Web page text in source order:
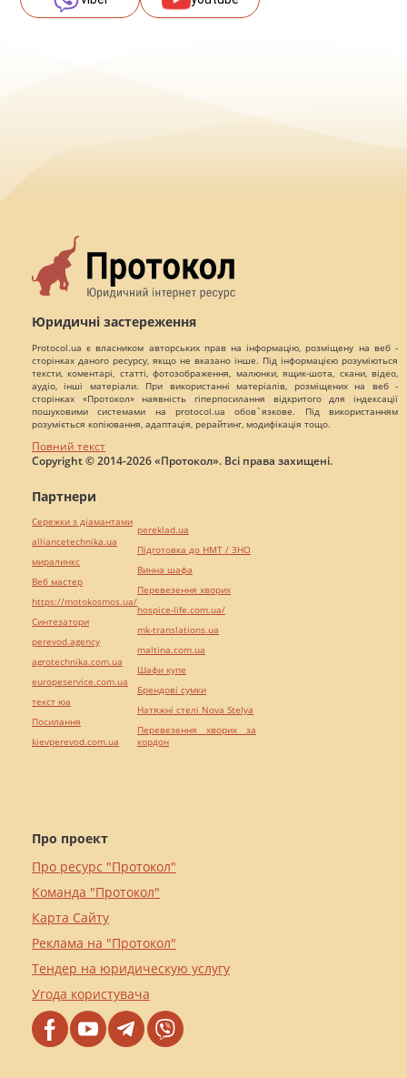
Юридичні застереження
Protocol.ua є власником авторських прав на інформацію, розміщену на веб -
сторінках даного ресурсу, якщо не вказано інше. Під інформацією розуміються
тексти, коментарі, статті, фотозображення, малюнки, ящик-шота, скани, відео,
аудіо, інші матеріали. При використанні матеріалів, розміщених на веб -
сторінках «Протокол» наявність гіперпосилання відкритого для індексації
пошуковими системами на protocol.ua обов`язкове. Під використанням
розуміється копіювання, адаптація, рерайтинг, модифікація тощо.
Повний текст
Copyright © 2014-2026 «Протокол». Всі права захищені.
Про проект
Про ресурс "Протокол"
Команда "Протокол"
Карта Сайту
Реклама на "Протокол"
Тендер на юридическую услугу
Угода користувача
Партнери
Сережки з діамантами
alliancetechnika.ua
миралинкс
Веб мастер
https://motokosmos.ua/
Синтезатори
perevod.agency
agrotechnika.com.ua
europeservice.com.ua
текст юа
Посилання
kievperevod.com.ua
pereklad.ua
Підготовка до НМТ / ЗНО
Винна шафа
Перевезення хворих
hospice-life.com.ua/
mk-translations.ua
maltina.com.ua
Шафи купе
Брендові сумки
Натяжні стелі Nova Stelya
Перевезення хворих за
кордон